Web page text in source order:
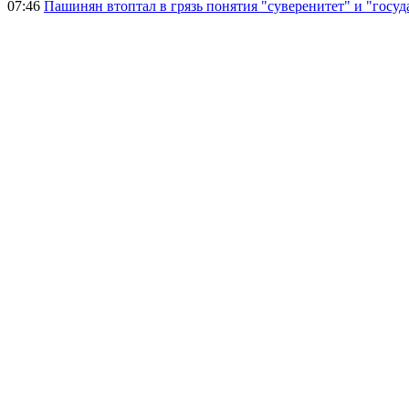
07:46 Пашинян втоптал в грязь понятия "суверенитет" и